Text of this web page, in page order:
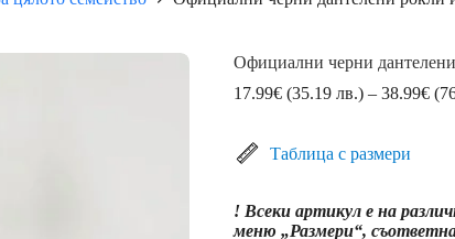
Официални черни
17.99€(35.19 лв.) – 38.99€
Таблица с размери
! Всеки артикул е на
меню „Размери“,